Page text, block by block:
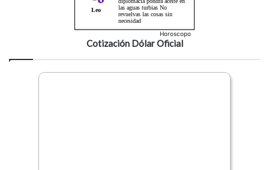
Horoscopo
Cotización Dólar Oficial